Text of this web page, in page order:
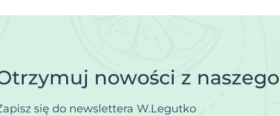
nowości z
się do newslettera W.Legutko